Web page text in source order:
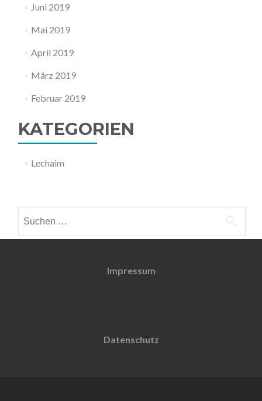
Juni 2019
Mai 2019
April 2019
März 2019
Februar 2019
KATEGORIEN
Lechaim
nach:
Impressum
Datenschutz